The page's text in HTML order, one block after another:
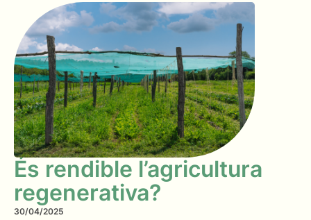
És rendible l’agricultura
regenerativa?
30/04/2025